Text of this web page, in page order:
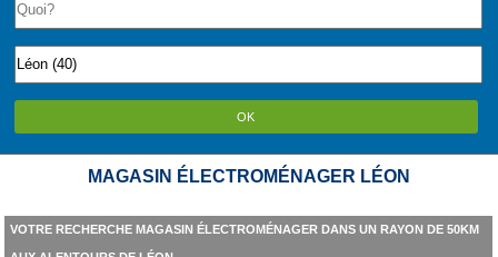
OK
MAGASIN ÉLECTROMÉNAGER LÉON
VOTRE RECHERCHE MAGASIN ÉLECTROMÉNAGER DANS UN RAYON DE 50KM